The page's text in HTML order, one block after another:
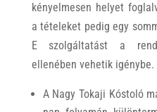
kényelmesen helyet
a tételeket pedig egy
E szolgáltatást a
ellenében vehetik igénybe.
A Nagy Tokaji Kóstoló